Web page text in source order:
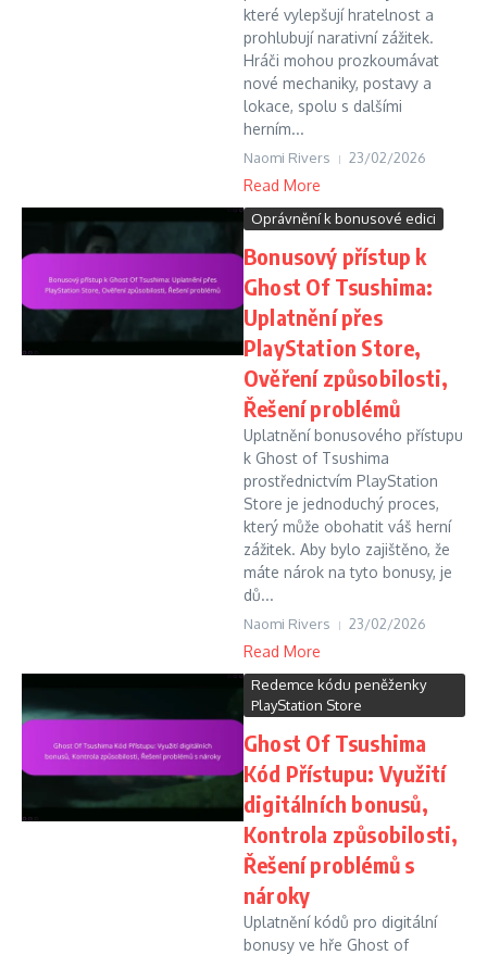
které vylepšují hratelnost a
prohlubují narativní zážitek.
Hráči mohou prozkoumávat
nové mechaniky, postavy a
lokace, spolu s dalšími
herním...
Naomi Rivers 23/02/2026
Read More
Oprávnění k bonusové edici
Bonusový přístup k
Ghost Of Tsushima:
Uplatnění přes
PlayStation Store,
Ověření způsobilosti,
Řešení problémů
Uplatnění bonusového přístupu
k Ghost of Tsushima
prostřednictvím PlayStation
Store je jednoduchý proces,
který může obohatit váš herní
zážitek. Aby bylo zajištěno, že
máte nárok na tyto bonusy, je
dů...
Naomi Rivers 23/02/2026
Read More
Redemce kódu peněženky
PlayStation Store
Ghost Of Tsushima
Kód Přístupu: Využití
digitálních bonusů,
Kontrola způsobilosti,
Řešení problémů s
nároky
Uplatnění kódů pro digitální
bonusy ve hře Ghost of